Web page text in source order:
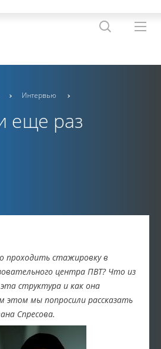
Интервью
еще раз
проходить стажировку в
центра ПВТ? Что из
структура и как она
этом мы попросили рассказать
Спресова.